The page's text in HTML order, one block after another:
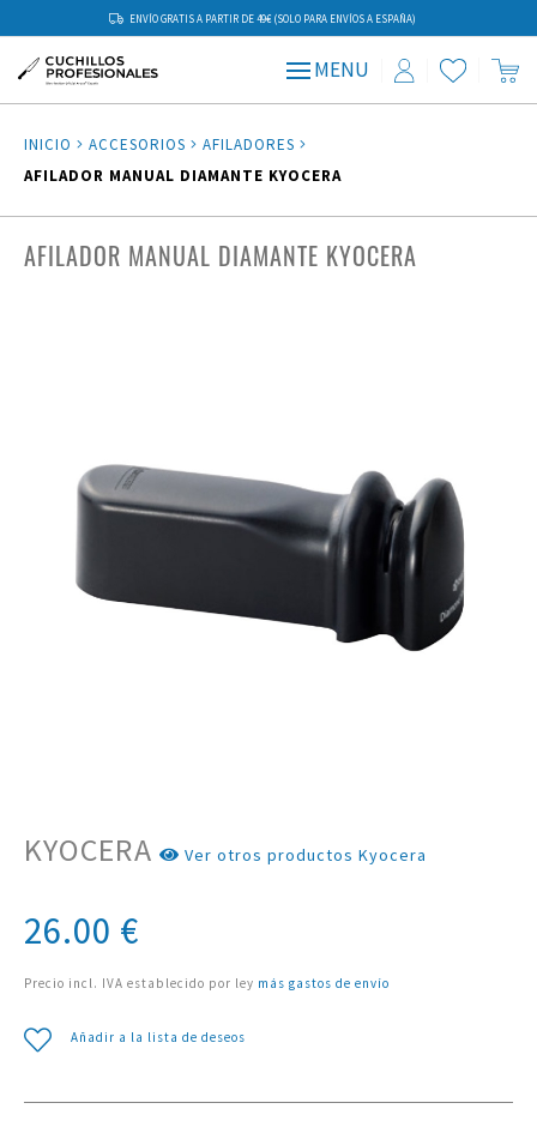
ENVÍO GRATIS A PARTIR DE 49€ (SOLO PARA ENVÍOS A ESPAÑA)
MENU
INICIO ACCESORIOS
AFILADORES
AFILADOR MANUAL DIAMANTE KYOCERA
AFILADOR MANUAL DIAMANTE KYOCERA
KYOCERA Ver otros productos Kyocera
26.00 €
Precio incl. IVA establecido por ley más gastos de envío
Añadir a la lista de deseos